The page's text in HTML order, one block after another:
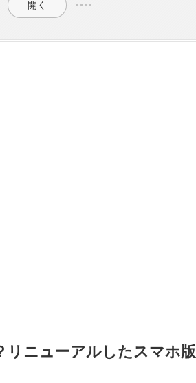
開く
ニューアルしたスマホ版